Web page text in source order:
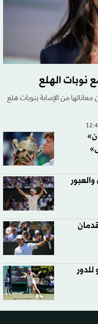
نوبات الهلع
معاناتها من الإصابة بنوبات هلع